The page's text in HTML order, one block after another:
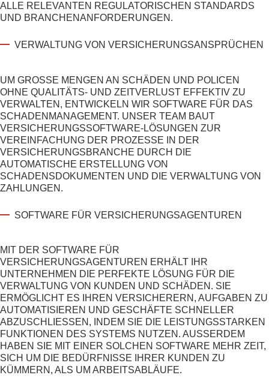
ALLE RELEVANTEN REGULATORISCHEN STANDARDS
UND BRANCHENANFORDERUNGEN.
VERWALTUNG VON VERSICHERUNGSANSPRÜCHEN
UM GROSSE MENGEN AN SCHÄDEN UND POLICEN O
HNE QUALITÄTS- UND ZEITVERLUST EFFEKTIV ZU V
ERWALTEN, ENTWICKELN WIR SOFTWARE FÜR DAS S
CHADENMANAGEMENT. UNSER TEAM BAUT
VERSICHERUNGSSOFTWARE-LÖSUNGEN ZUR
VEREINFACHUNG DER PROZESSE IN DER
VERSICHERUNGSBRANCHE DURCH DIE
AUTOMATISCHE ERSTELLUNG VON
SCHADENSDOKUMENTEN UND DIE VERWALTUNG VON
ZAHLUNGEN.
SOFTWARE FÜR VERSICHERUNGSAGENTUREN
MIT DER SOFTWARE FÜR
VERSICHERUNGSAGENTUREN ERHÄLT IHR
UNTERNEHMEN DIE PERFEKTE LÖSUNG FÜR DIE
VERWALTUNG VON KUNDEN UND SCHÄDEN. SIE
ERMÖGLICHT ES IHREN VERSICHERERN, AUFGABEN ZU
AUTOMATISIEREN UND GESCHÄFTE SCHNELLER
ABZUSCHLIESSEN, INDEM SIE DIE LEISTUNGSSTARKEN F
UNKTIONEN DES SYSTEMS NUTZEN. AUSSERDEM HA
BEN SIE MIT EINER SOLCHEN SOFTWARE MEHR ZEIT, SI
CH UM DIE BEDÜRFNISSE IHRER KUNDEN ZU KÜ
MMERN, ALS UM ARBEITSABLÄUFE.